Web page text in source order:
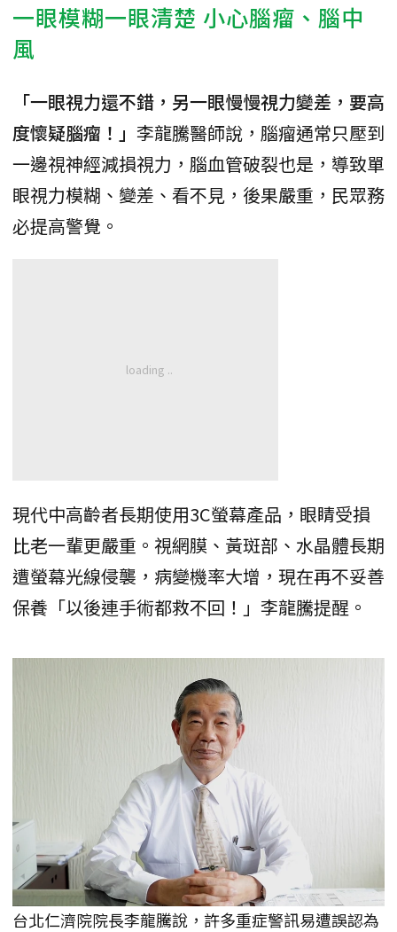
一眼模糊一眼清楚 小心腦瘤、腦中
風
「一眼視力還不錯，另一眼慢慢視力變差，要高
度懷疑腦瘤！」 李龍騰醫師說，腦瘤通常只壓到
一邊視神經減損視力，腦血管破裂也是，導致單
眼視力模糊、變差、看不見，後果嚴重，民眾務
必提高警覺。
現代中高齡者長期使用3C螢幕產品，眼睛受損
比老一輩更嚴重。視網膜、黃斑部、水晶體長期
遭螢幕光線侵襲，病變機率大增，現在再不妥善
保養「以後連手術都救不回！」李龍騰提醒。
台北仁濟院院長李龍騰說，許多重症警訊易遭誤認為